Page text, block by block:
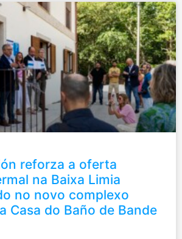
reforza a oferta
na Baixa Limia
no novo complexo
Casa do Baño de Bande